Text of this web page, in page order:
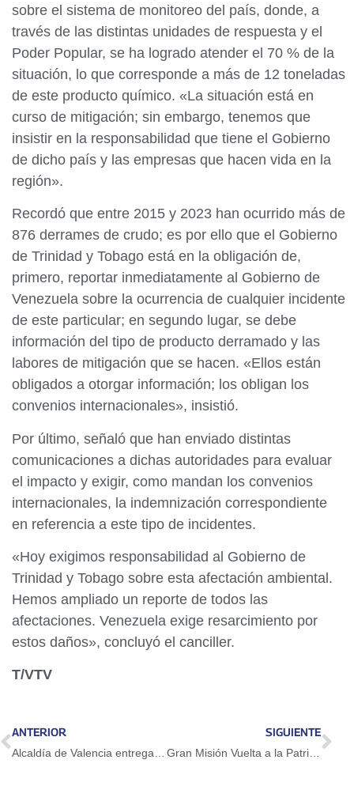
sobre el sistema de monitoreo del país, donde, a
través de las distintas unidades de respuesta y el
Poder Popular, se ha logrado atender el 70 % de la
situación, lo que corresponde a más de 12 toneladas
de este producto químico. «La situación está en
curso de mitigación; sin embargo, tenemos que
insistir en la responsabilidad que tiene el Gobierno
de dicho país y las empresas que hacen vida en la
región».
Recordó que entre 2015 y 2023 han ocurrido más de
876 derrames de crudo; es por ello que el Gobierno
de Trinidad y Tobago está en la obligación de,
primero, reportar inmediatamente al Gobierno de
Venezuela sobre la ocurrencia de cualquier incidente
de este particular; en segundo lugar, se debe
información del tipo de producto derramado y las
labores de mitigación que se hacen. «Ellos están
obligados a otorgar información; los obligan los
convenios internacionales», insistió.
Por último, señaló que han enviado distintas
comunicaciones a dichas autoridades para evaluar
el impacto y exigir, como mandan los convenios
internacionales, la indemnización correspondiente
en referencia a este tipo de incidentes.
«Hoy exigimos responsabilidad al Gobierno de
Trinidad y Tobago sobre esta afectación ambiental.
Hemos ampliado un reporte de todos las
afectaciones. Venezuela exige resarcimiento por
estos daños», concluyó el canciller.
T/VTV
ANTERIOR SIGUIENTE
Gran Misión Vuelta a la Patria: 133 venezolanos arriban al país desde Estados Unidos